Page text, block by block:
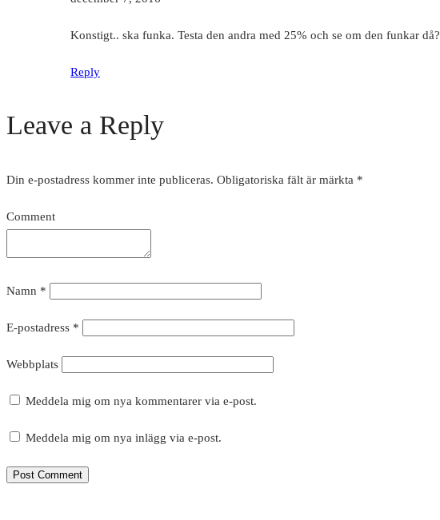
Konstigt.. ska funka. Testa den andra med 25% och se om den funkar då?
Reply
Leave a Reply
Din e-postadress kommer inte publiceras. Obligatoriska fält är märkta *
Comment
Namn *
E-postadress *
Webbplats
Meddela mig om nya kommentarer via e-post.
Meddela mig om nya inlägg via e-post.